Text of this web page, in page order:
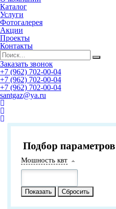
Каталог
Услуги
Фотогалерея
Акции
Проекты
Контакты
Заказать звонок
+7 (962) 702-00-04
+7 (962) 702-00-04
+7 (962) 702-00-04
santgaz@ya.ru
Подбор параметров
Мошность квт